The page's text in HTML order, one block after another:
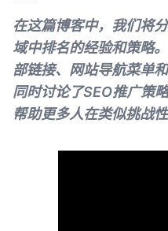
在这篇博客中，我们将
域中排名的经验和策略
部链接、网站导航菜单
同时讨论了SEO推广策
帮助更多人在类似挑战